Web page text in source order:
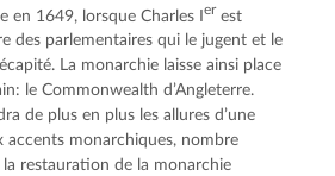
en 1649, lorsque Charles Ier est
des parlementaires qui le jugent et le
La monarchie laisse ainsi place
le Commonwealth d’Angleterre.
de plus en plus les allures d’une
accents monarchiques, nombre
la restauration de la monarchie